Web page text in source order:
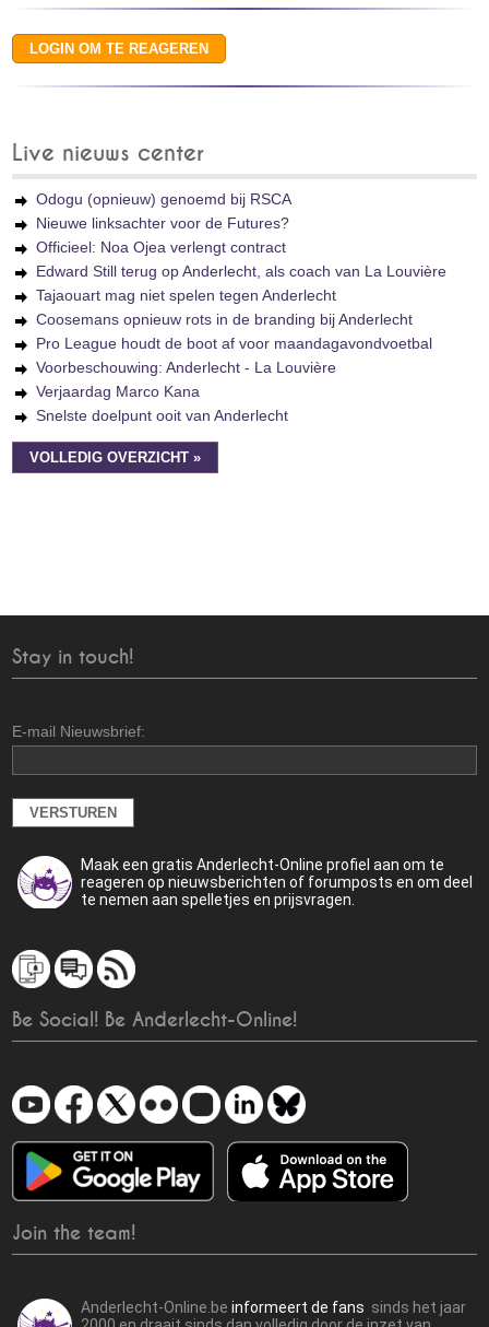
Live nieuws center
Odogu (opnieuw) genoemd bij RSCA
Nieuwe linksachter voor de Futures?
Officieel: Noa Ojea verlengt contract
Edward Still terug op Anderlecht, als coach van La Louvière
Tajaouart mag niet spelen tegen Anderlecht
Coosemans opnieuw rots in de branding bij Anderlecht
Pro League houdt de boot af voor maandagavondvoetbal
Voorbeschouwing: Anderlecht - La Louvière
Verjaardag Marco Kana
Snelste doelpunt ooit van Anderlecht
VOLLEDIG OVERZICHT »
Stay in touch!
E-mail Nieuwsbrief:
Maak een gratis Anderlecht-Online profiel aan om te
reageren op nieuwsberichten of forumposts en om deel
te nemen aan spelletjes en prijsvragen.
Be Social! Be Anderlecht-Online!
Join the team!
Anderlecht-Online.beinformeert de fans sinds het jaar